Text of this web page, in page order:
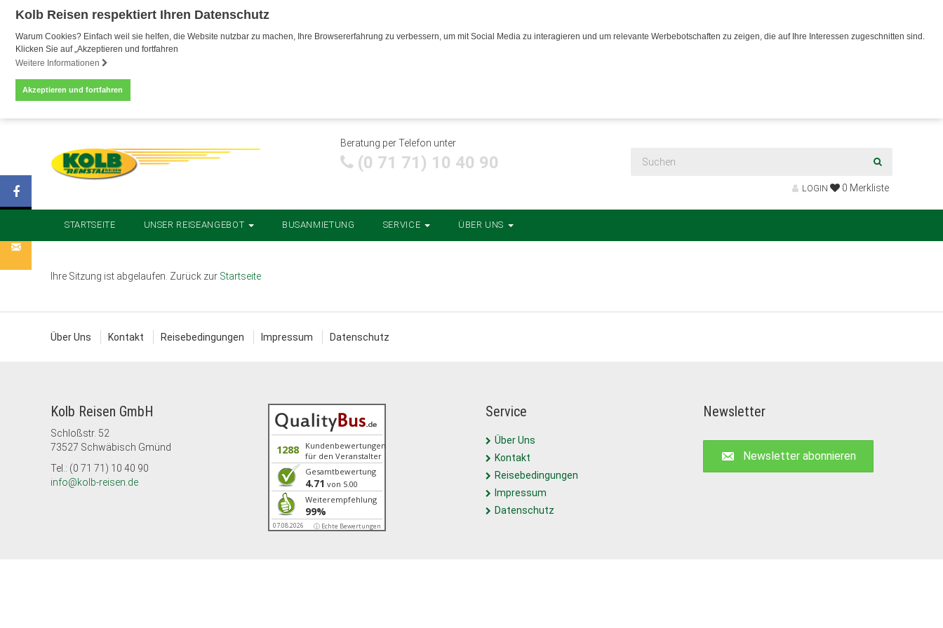
Kolb Reisen respektiert Ihren Datenschutz
Warum Cookies? Einfach weil sie helfen, die Website nutzbar zu machen, Ihre Browsererfahrung zu verbessern, um mit Social Media zu interagieren und um relevante Werbebotschaften zu zeigen, die auf Ihre Interessen zugeschnitten sind.
Klicken Sie auf „Akzeptieren und fortfahren
Weitere Informationen
Akzeptieren und fortfahren
Beratung per Telefon unter
(0 71 71) 10 40 90
LOGIN 0 Merkliste
STARTSEITE UNSER REISEANGEBOT BUSANMIETUNG SERVICE ÜBER UNS
Ihre Sitzung ist abgelaufen. Zurück zur Startseite
Über Uns Kontakt Reisebedingungen Impressum Datenschutz
Kolb Reisen GmbH
Schloßstr. 52
73527 Schwäbisch Gmünd
Tel.: (0 71 71) 10 40 90
info@kolb-reisen.de
1288
Kundenbewertungen
für den Veranstalter
Gesamtbewertung
4.71 von 5.00
Weiterempfehlung
99%
07.08.2026 ⓘ Echte Bewertungen
Service
Über Uns
Kontakt
Reisebedingungen
Impressum
Datenschutz
Newsletter
Newsletter abonnieren